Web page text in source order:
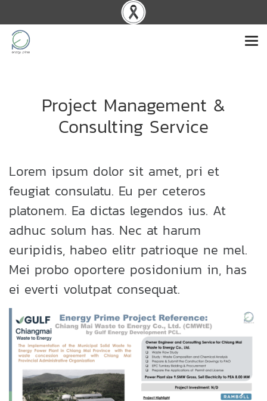
Project Management &
Consulting Service
Lorem ipsum dolor sit amet, pri et
feugiat consulatu. Eu per ceteros
platonem. Ea dictas legendos ius. At
adhuc solum has. Nec at harum
euripidis, habeo elitr patrioque ne mel.
Mei probo oportere posidonium in, has
ei everti volutpat consequat.